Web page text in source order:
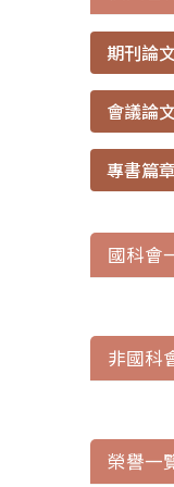
期刊論
會議論
專書篇章
國科會
非國科
榮譽一